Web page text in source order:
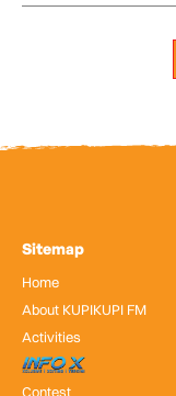
Sitemap
Home
About KUPIKUPI FM
Activities
InfoX
Contest